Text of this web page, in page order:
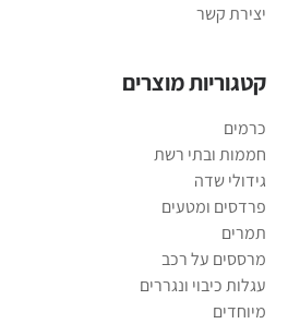
יצירת קשר
קטגוריות מוצרים
כרמים
חממות ובתי רשת
גידולי שדה
פרדסים ומטעים
תמרים
מרססים על רכב
עגלות כיבוי ונגררים
מיוחדים